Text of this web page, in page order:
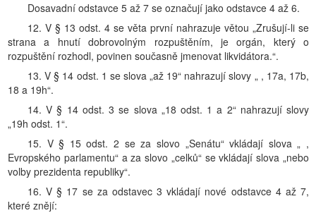
Dosavadní odstavce 5 až 7 se označují jako odstavce 4 až 6.
12. V § 13 odst. 4 se věta první nahrazuje větou „Zrušují-li se
strana a hnutí dobrovolným rozpuštěním, je orgán, který o
rozpuštění rozhodl, povinen současně jmenovat likvidátora.“.
13. V § 14 odst. 1 se slova „až 19“ nahrazují slovy „ , 17a, 17b,
18 a 19h“.
14. V § 14 odst. 3 se slova „18 odst. 1 a 2“ nahrazují slovy
„19h odst. 1“.
15. V § 15 odst. 2 se za slovo „Senátu“ vkládají slova „ ,
Evropského parlamentu“ a za slovo „celků“ se vkládají slova „nebo
volby prezidenta republiky“.
16. V § 17 se za odstavec 3 vkládají nové odstavce 4 až 7,
které znějí: